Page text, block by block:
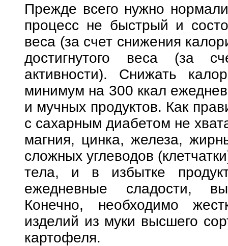
Прежде всего нужно
процесс не быстрый и
веса (за счет снижения
достигнутого веса (за
активности). Снижать
минимум на 300 ккал
и мучных продуктов. Как
с сахарным диабетом не
магния, цинка, железа,
сложных углеводов
тела, и в избытке
ежедневные сладости,
Конечно, необходимо
изделий из муки высшего
картофеля.